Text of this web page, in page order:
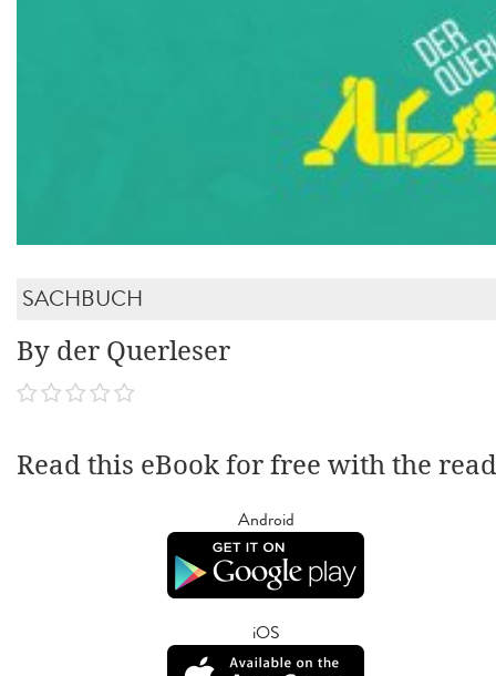
SACHBUCH
By der Querleser
Read this eBook for free with the
Android
iOS